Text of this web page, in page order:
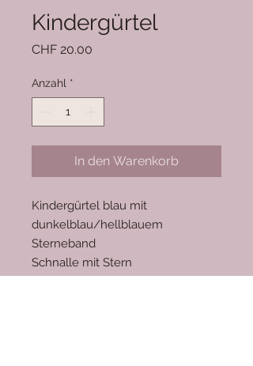
Kindergürtel
CHF 20.00
Anzahl *
In den Warenkorb
Kindergürtel blau mit
dunkelblau/hellblauem
Sterneband
Schnalle mit Stern